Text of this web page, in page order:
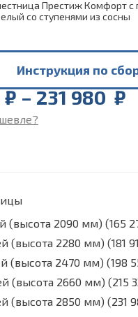
Инструкция по
₽–231 980₽
₽
(высота 2090 мм) (165
(высота 2280 мм) (181
(высота 2470 мм) (198
(высота 2660 мм) (215
(высота 2850 мм) (231